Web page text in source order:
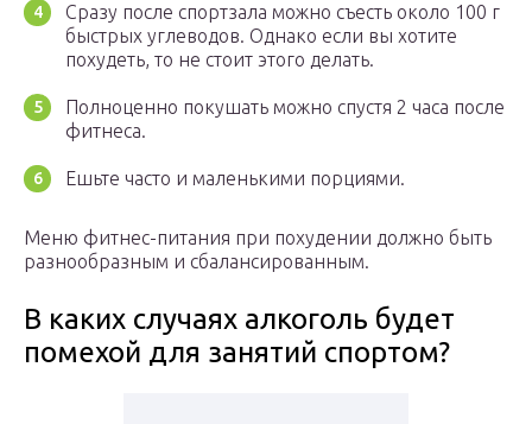
Сразу после спортзала можно съесть около 100 г
быстрых углеводов. Однако если вы хотите
похудеть, то не стоит этого делать.
Полноценно покушать можно спустя 2 часа после
фитнеса.
Ешьте часто и маленькими порциями.
Меню фитнес-питания при похудении должно быть
разнообразным и сбалансированным.
В каких случаях алкоголь будет
помехой для занятий спортом?